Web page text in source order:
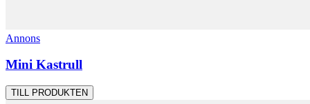
Annons
Mini Kastrull
TILL PRODUKTEN